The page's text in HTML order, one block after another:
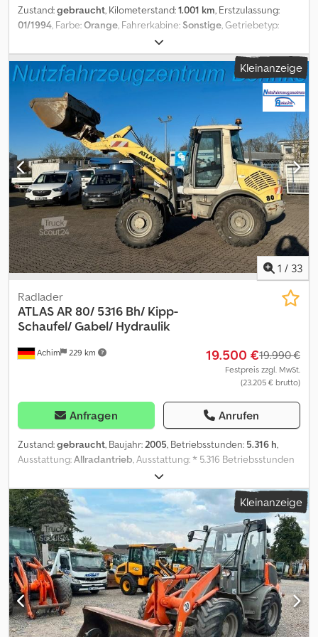
Zustand:gebraucht, Kilometerstand:1.001 km, Erstzulassung:
01/1994, Farbe:Orange, Fahrerkabine:Sonstige, Getriebetyp:
, Fahrzeugstandort: Bovenden, Aufbau:
Greifer ca. 250 Liter Inhalt.Breite 500mm,Tiefe 450mm mit
Drehservo und Zähne. ZUBEHÖRANGABEN OHNE GEWÄHR,
Änderungen, Zwischenverkauf und Irrtümer vorbehalten! Djdpfx
Amoi Rqmvjlokr - .
Kleinanzeige
1 / 33
Achim 229 km
Radlader
ATLASAR 80/ 5316 Bh/ Kipp-
Schaufel/ Gabel/ Hydraulik
19.500 €19.990 €
Festpreis zzgl. MwSt.
(23.205 € brutto)
Anfragen Anrufen
Zustand:gebraucht, Baujahr:2005, Betriebsstunden: 5.316 h,
Ausstattung:Allradantrieb, Ausstattung: * 5.316 Betriebsstunden
* Motorleistung 53,5 kw * 20 KM/H Dodpjx Rfbzsfx Amljkr *
hydraulische Anschlüsse * Zusatzscheinwerfer * Rundumleuchte
* Schnellwechsler Sonstiges: * 1 Vorbesitzer * deutsche
Erstauslieferung * Baujahr 2005 * Dienstgewicht 5.975 kg *
Gesamtgewicht 6.500 kg * Bremse hat Fehlermeldung Seit 1972
Ihr zuverlässiger Partner rundum das Automobil/Nutzfahrzeug in
28832 Achim am Bremer Kreuz. Das NutzfahrzeugZentrum
Behnke hält ständig ca. 200 Fahrzeuge aus den Bereichen
Transporter, Nutzfahrzeuge sowie Baumaschinen ! Wir bieten
Ihnen laufend attraktive Finanzierungsmöglichkeiten zu
günstigen Sonderkonditionen. Bei Interesse erstellen wir Ihnen
Kleinanzeige